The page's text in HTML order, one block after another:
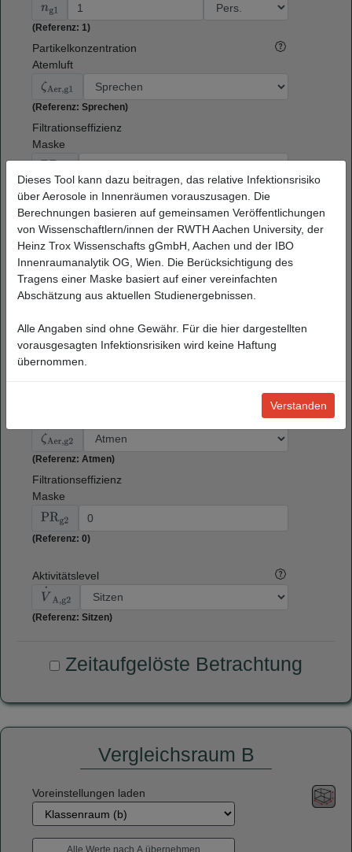
Dieses Tool kann dazu beitragen, das relative Infektionsrisiko
über Aerosole in Innenräumen vorauszusagen. Die
Berechnungen basieren auf gemeinsamen Veröffentlichungen
von Wissenschaftlern/innen der RWTH Aachen University, der
Heinz Trox Wissenschafts gGmbH, Aachen und der IBO
Innenraumanalytik OG, Wien. Die Berücksichtigung des
Tragens einer Maske basiert auf einer vereinfachten
Abschätzung aus aktuellen Studienergebnissen.
Alle Angaben sind ohne Gewähr. Für die hier dargestellten
vorausgesagten Infektionsrisiken wird keine Haftung
übernommen.
Verstanden
ng1
(Referenz: 1)
Partikelkonzentration
Atemluft
ζAer,g1
(Referenz: Sprechen)
Filtrationseffizienz
Maske
(Referenz: 0)
Aktivitätslevel
V ⋅A,g1
(Referenz: Sitzen)
Gruppe 2
an Personen
ng2
ζAer,g2
(Referenz: Atmen)
Filtrationseffizienz
Maske
PRg2
(Referenz: 0)
Aktivitätslevel
V⋅A,g2
(Referenz: Sitzen)
Zeitaufgelöste Betrachtung
Vergleichsraum B
Voreinstellungen laden